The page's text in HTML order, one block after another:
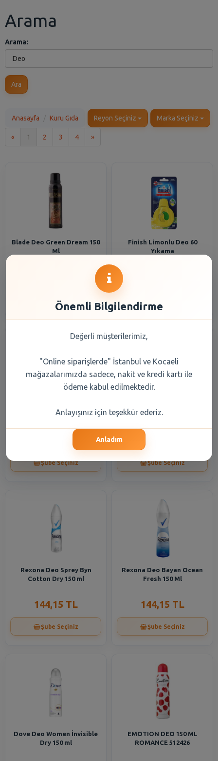
Arama
Arama:
Ara
Anasayfa Kuru Gıda Reyon Seçiniz Marka Seçiniz
« 1 2 3 4 »Son
Blade Deo Green Dream 150
Ml
Finish Limonlu Deo 60
Yıkama
ml
Şube Seçiniz
200 ML
Şube Seçiniz
Rexona Deo Sprey Byn
Cotton Dry 150 ml
144,15 TL
Şube Seçiniz
Rexona Deo Bayan Ocean
Fresh 150 Ml
144,15 TL
Şube Seçiniz
Dove Deo Women İnvisible
Dry 150 ml
EMOTION DEO 150 ML
ROMANCE 512426
Önemli Bilgilendirme
Değerli müşterilerimiz,
"Online siparişlerde" İstanbul ve Kocaeli
mağazalarımızda sadece, nakit ve kredi kartı ile
ödeme kabul edilmektedir.
Anlayışınız için teşekkür ederiz.
Anladım